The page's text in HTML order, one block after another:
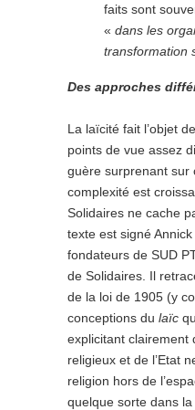
faits sont
« dans les
transformation
Des approches
La laïcité fait l’objet
points de vue assez
guère surprenant sur
complexité est
Solidaires ne cache
texte est signé
fondateurs de SUD
de Solidaires. Il
de la loi de 1905 (y
conceptions du laïc
explicitant clairement
religieux et de l’Etat
religion hors de
quelque sorte dans